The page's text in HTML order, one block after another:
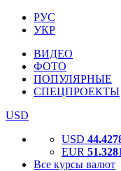
РУС
УКР
ВИДЕО
ФОТО
ПОПУЛЯРНЫЕ
СПЕЦПРОЕКТЫ
USD
USD
EUR
Все курсы валют